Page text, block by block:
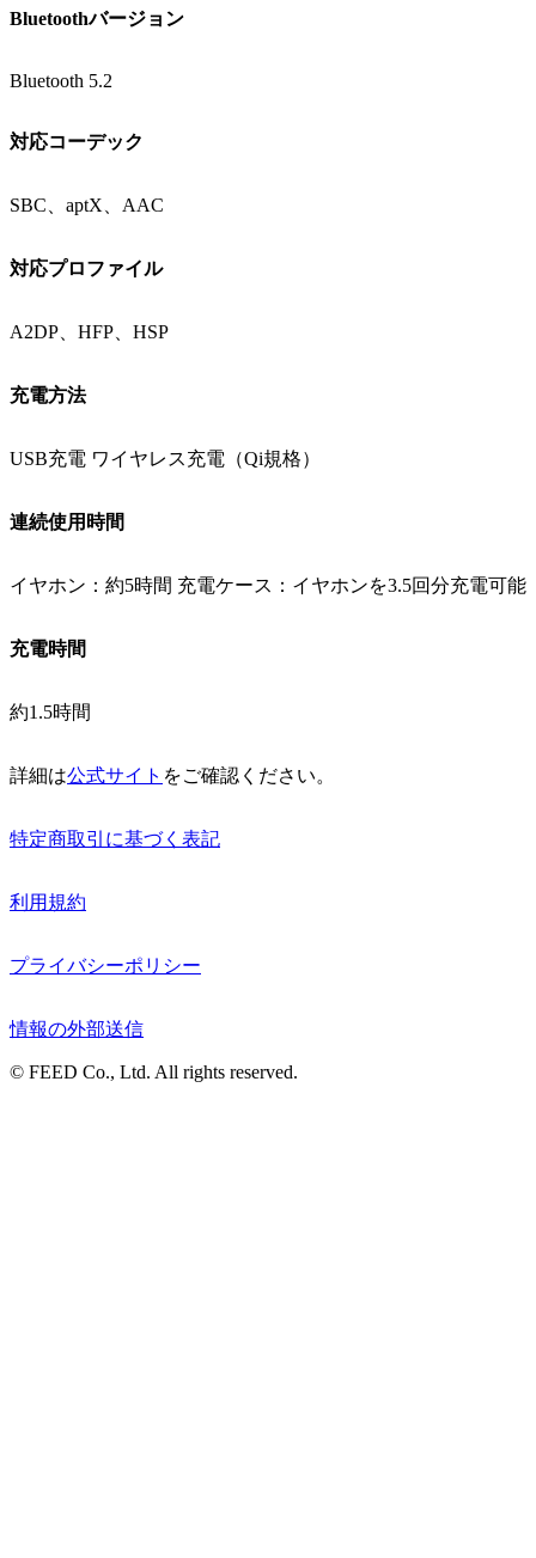
Bluetoothバージョン
Bluetooth 5.2
対応コーデック
SBC、aptX、AAC
対応プロファイル
A2DP、HFP、HSP
充電方法
USB充電 ワイヤレス充電（Qi規格）
連続使用時間
イヤホン：約5時間 充電ケース：イヤホンを3.5回分充電可能
充電時間
約1.5時間
詳細は公式サイト をご確認ください。
特定商取引に基づく表記
利用規約
プライバシーポリシー
情報の外部送信
© FEED Co., Ltd. All rights reserved.